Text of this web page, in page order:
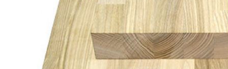
Погонажные изделия
Комплекты